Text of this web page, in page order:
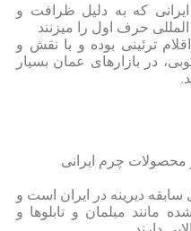
که به دلیل ظرافت و
المللی حرف اول را میزنند
ترئینی بوده و با نقش و
در بازارهای عمان بسیار
چرم ایرانی
دیرینه در ایران است و
مانند مبلمان و تابلوها و